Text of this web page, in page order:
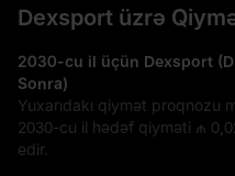
Dexsport üzrə
2030-cu il üçün Dexsport
Sonra)
Yuxarıdakı qiymət proqnozu
2030-cu il hədəf qiyməti ₼
edir.